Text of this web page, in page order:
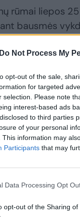
Do Not Process My
opt-out of the sale,
for targeted
selection. Please note
interest-based ads
to third parties
of your personal
This information may
Participants that may
Data Processing Opt
opt-out of the Sharing of
rūmai liepos
bausmės
sumokėti
vairuoti
neturtinę žalą
taip pat
jog
kad
iškilus grėsmei,